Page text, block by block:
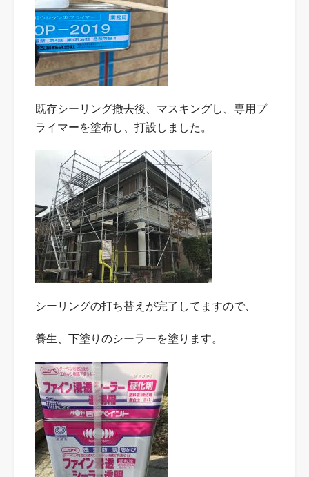
既存シーリング撤去後、マスキングし、専用プ
ライマーを塗布し、打設しました。
シーリングの打ち替えが完了してますので、
養生、下塗りのシーラーを塗ります。